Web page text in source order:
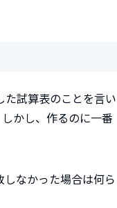
試算表のことを言い
かし、作るのに一番
なかった場合は何ら